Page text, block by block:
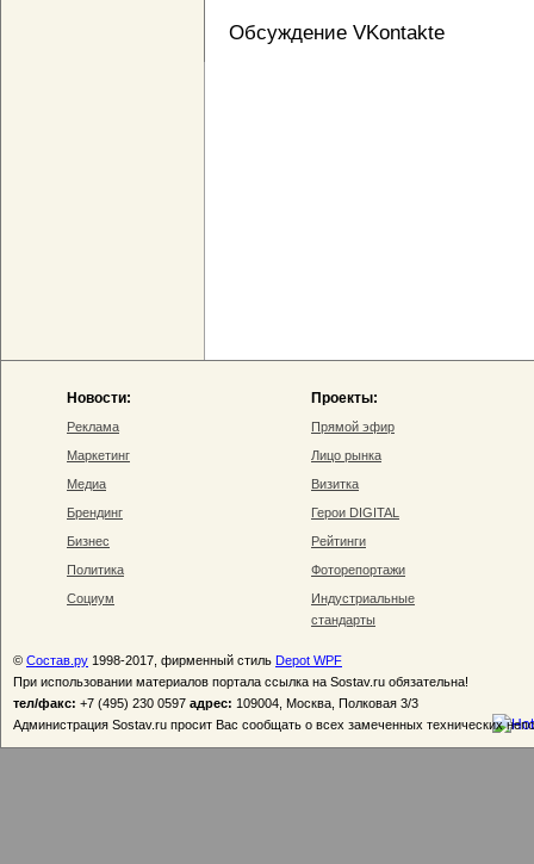
Обсуждение VKontakte
Новости:
Реклама
Маркетинг
Медиа
Брендинг
Бизнес
Политика
Социум
Проекты:
Прямой эфир
Лицо рынка
Визитка
Герои DIGITAL
Рейтинги
Фоторепортажи
Индустриальные
стандарты
© Состав.ру 1998-2017, фирменный стиль Depot WPF
При использовании материалов портала ссылка на Sostav.ru обязательна!
тел/факс: +7 (495) 230 0597 адрес: 109004, Москва, Полковая 3/3
Администрация Sostav.ru просит Вас сообщать о всех замеченных технических